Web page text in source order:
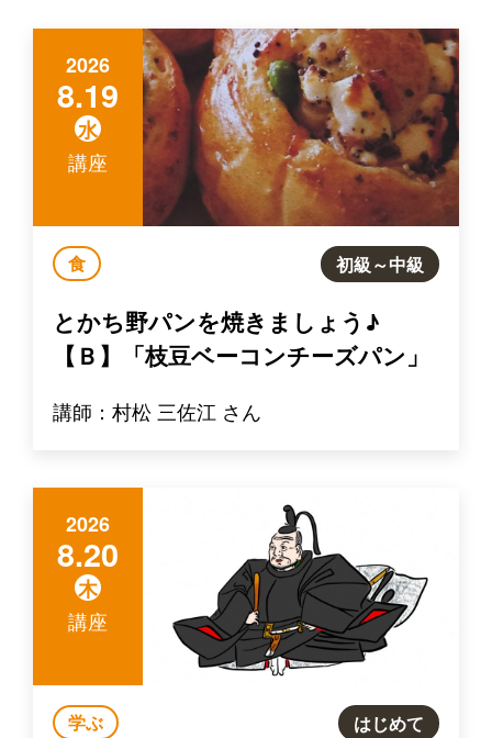
2026
8.19
水
講座
食 初級～中級
とかち野パンを焼きましょう♪
【Ｂ】「枝豆ベーコンチーズパン」
講師：村松 三佐江 さん
2026
8.20
木
講座
学ぶ はじめて